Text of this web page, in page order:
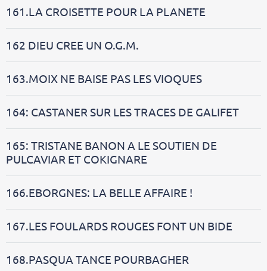
161.LA CROISETTE POUR LA PLANETE
162 DIEU CREE UN O.G.M.
163.MOIX NE BAISE PAS LES VIOQUES
164: CASTANER SUR LES TRACES DE GALIFET
165: TRISTANE BANON A LE SOUTIEN DE
PULCAVIAR ET COKIGNARE
166.EBORGNES: LA BELLE AFFAIRE !
167.LES FOULARDS ROUGES FONT UN BIDE
168.PASQUA TANCE POURBAGHER